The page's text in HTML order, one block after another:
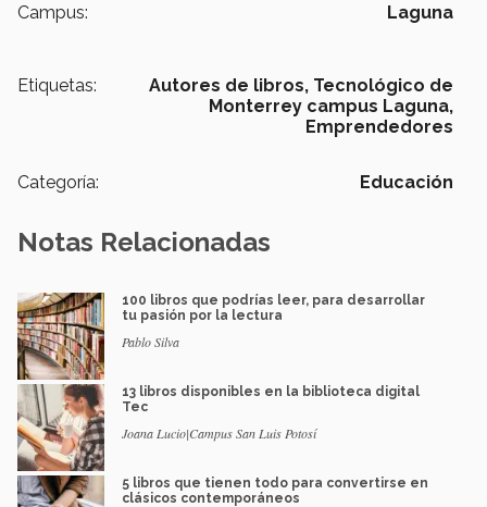
Campus: Laguna
Etiquetas: Autores de libros, Tecnológico de
Monterrey campus Laguna,
Emprendedores
Categoría: Educación
Notas Relacionadas
100 libros que podrías leer, para desarrollar
tu pasión por la lectura
Pablo Silva
13 libros disponibles en la biblioteca digital
Tec
Joana Lucio|Campus San Luis Potosí
5 libros que tienen todo para convertirse en
clásicos contemporáneos